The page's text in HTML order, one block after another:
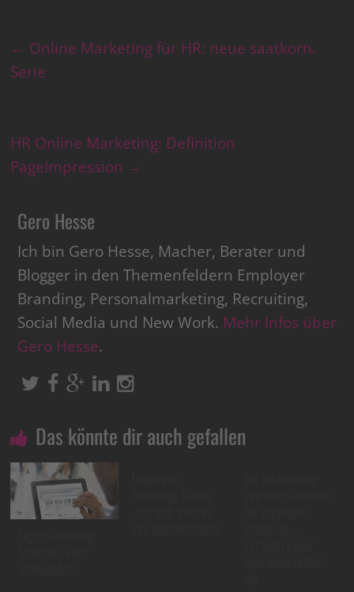
← Online Marketing für HR: neue saatkorn.
Serie
HR Online Marketing: Definition
PageImpression →
Gero Hesse
Ich bin Gero Hesse, Macher, Berater und
Blogger in den Themenfeldern Employer
Branding, Personalmarketing, Recruiting,
Social Media und New Work. Mehr Infos über
Gero Hesse.
Das könnte dir auch gefallen